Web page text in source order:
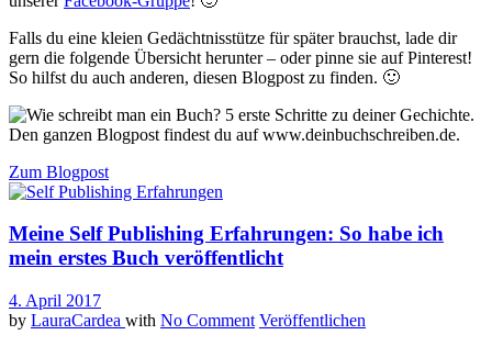
Falls du eine kleien Gedächtnisstütze für später brauchst, lade dir
gern die folgende Übersicht herunter – oder pinne sie auf Pinterest!
So hilfst du auch anderen, diesen Blogpost zu finden. 🙂
Zum Blogpost
Meine Self Publishing Erfahrungen: So habe ich
mein erstes Buch veröffentlicht
4. April 2017
by LauraCardea with No Comment Veröffentlichen